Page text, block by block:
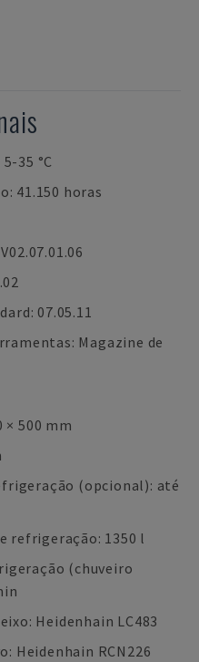
35 °C
41.150 horas
07.05.11
Magazine de
× 500 mm
(opcional): até
refrigeração: 1350 l
(chuveiro
Heidenhain LC483
Heidenhain RCN226